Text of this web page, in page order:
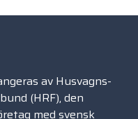
av Husvagns-
(HRF), den
med svensk